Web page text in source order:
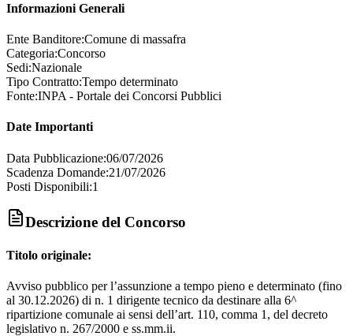
Informazioni Generali
Ente Banditore:Comune di massafra
Categoria:Concorso
Sedi:Nazionale
Tipo Contratto:Tempo determinato
Fonte:INPA - Portale dei Concorsi Pubblici
Date Importanti
Data Pubblicazione:06/07/2026
Scadenza Domande:21/07/2026
Posti Disponibili:1
Descrizione del Concorso
Titolo originale:
Avviso pubblico per l’assunzione a tempo pieno e determinato (fino
al 30.12.2026) di n. 1 dirigente tecnico da destinare alla 6^
ripartizione comunale ai sensi dell’art. 110, comma 1, del decreto
legislativo n. 267/2000 e ss.mm.ii.